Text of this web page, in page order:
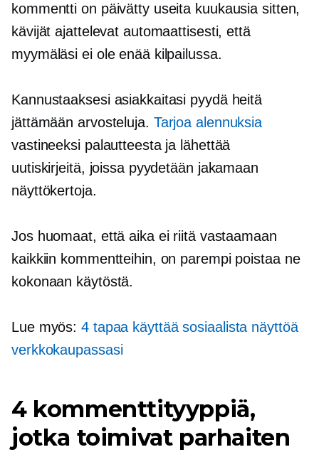
kommentti on päivätty useita kuukausia sitten,
kävijät ajattelevat automaattisesti, että
myymäläsi ei ole enää kilpailussa.
Kannustaaksesi asiakkaitasi pyydä heitä
jättämään arvosteluja. Tarjoa alennuksia
vastineeksi palautteesta ja lähettää
uutiskirjeitä, joissa pyydetään jakamaan
näyttökertoja.
Jos huomaat, että aika ei riitä vastaamaan
kaikkiin kommentteihin, on parempi poistaa ne
kokonaan käytöstä.
Lue myös:4 tapaa käyttää sosiaalista näyttöä
verkkokaupassasi
4 kommenttityyppiä,
jotka toimivat parhaiten